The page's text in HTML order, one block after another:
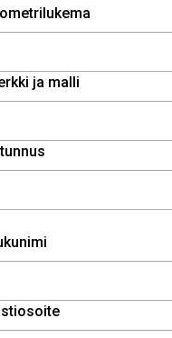
ja malli